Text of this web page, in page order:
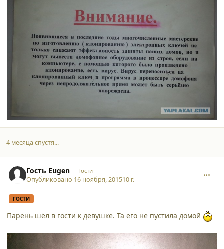
4 месяца спустя...
Гость Eugen Гости
Опубликовано 16 ноября, 201510 г.
ГОСТИ
Парень шёл в гости к девушке. Та его не пустила домой